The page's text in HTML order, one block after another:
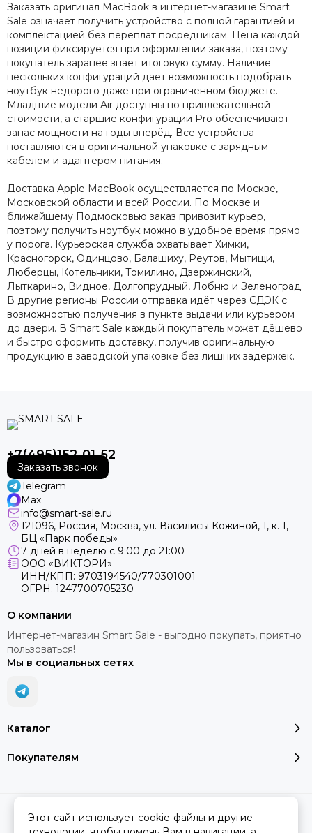
Заказать оригинал MacBook в интернет-магазине Smart
Sale означает получить устройство с полной гарантией и
комплектацией без переплат посредникам. Цена каждой
позиции фиксируется при оформлении заказа, поэтому
покупатель заранее знает итоговую сумму. Наличие
нескольких конфигураций даёт возможность подобрать
ноутбук недорого даже при ограниченном бюджете.
Младшие модели Air доступны по привлекательной
стоимости, а старшие конфигурации Pro обеспечивают
запас мощности на годы вперёд. Все устройства
поставляются в оригинальной упаковке с зарядным
кабелем и адаптером питания.
Доставка Apple MacBook осуществляется по Москве,
Московской области и всей России. По Москве и
ближайшему Подмосковью заказ привозит курьер,
поэтому получить ноутбук можно в удобное время прямо
у порога. Курьерская служба охватывает Химки,
Красногорск, Одинцово, Балашиху, Реутов, Мытищи,
Люберцы, Котельники, Томилино, Дзержинский,
Лыткарино, Видное, Долгопрудный, Лобню и Зеленоград.
В другие регионы России отправка идёт через СДЭК с
возможностью получения в пункте выдачи или курьером
до двери. В Smart Sale каждый покупатель может дёшево
и быстро оформить доставку, получив оригинальную
продукцию в заводской упаковке без лишних задержек.
+7(495)152-01-52
Заказать звонок
Telegram
Max
info@smart-sale.ru
121096, Россия, Москва, ул. Василисы Кожиной, 1, к. 1,
БЦ «Парк победы»
7 дней в неделю с 9:00 до 21:00
ООО «ВИКТОРИ»
ИНН/КПП: 9703194540/770301001
ОГРН: 1247700705230
Каталог
Покупателям
О компании
Интернет-магазин Smart Sale - выгодно покупать, приятно
пользоваться!
Мы в социальных сетях
2026 © SMART SALE.Карта сайта
Этот сайт использует cookie-файлы и другие